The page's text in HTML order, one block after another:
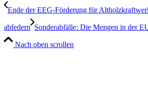
Ende der EEG-Förderung für
abfedern Sonderabfälle: Die Mengen in der
Nach oben scrollen